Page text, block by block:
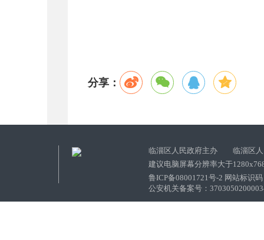
分享：
临淄区人民政府主办 临淄区人
建议电脑屏幕分辨率大于
鲁ICP备08001721号-2 网站标识
公安机关备案号：